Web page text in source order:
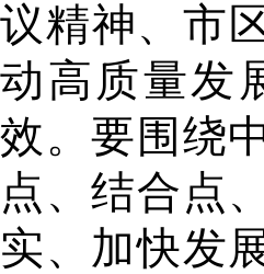
议精神、市
动高质量发
效。要围绕
点、结合点
实、加快发